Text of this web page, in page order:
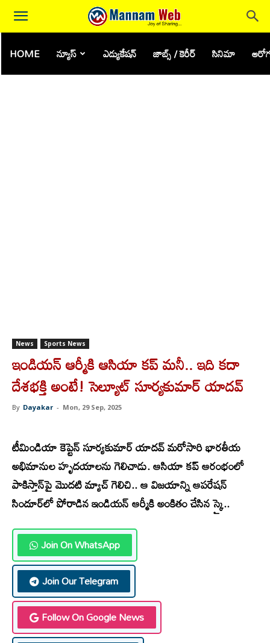
HOME న్యూస్ ఎడ్యుకేషన్ జాబ్స్ / కెరీర్ సినిమా
News Sports News
ఇండియన్ ఆర్మీకి ఆసియా కప్ మనీ.. ఇది కదా
దేశభక్తి అంటే! సెల్యూట్ సూర్యకుమార్ యాదవ్
By Dayakar - Mon, 29 Sep, 2025
టీమిండియా కెప్టెన్ సూర్యకుమార్ యాదవ్ మరోసారి భారతీయ
అభిమానుల హృదయాలను గెలిచాడు. ఆసియా కప్ ఆరంభంలో
పాకిస్తాన్‌పై మొదటి మ్యాచ్ గెలిచి.. ఆ విజయాన్ని ఆపరేషన్
సిందూర్‌లో పోరాడిన ఇండియన్ ఆర్మీకి అంకితం చేసిన స్కై..
Join On WhatsApp
Join Our Telegram
Follow On Google News